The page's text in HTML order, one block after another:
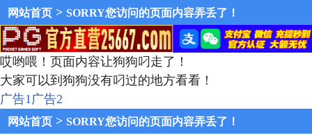
网站首页 > SORRY您访问的页面内容弄丢了！
哎哟喂！页面内容让狗狗叼走了！
大家可以到狗狗没有叼过的地方看看！
广告1广告2
网站首页 > SORRY您访问的页面内容弄丢了！